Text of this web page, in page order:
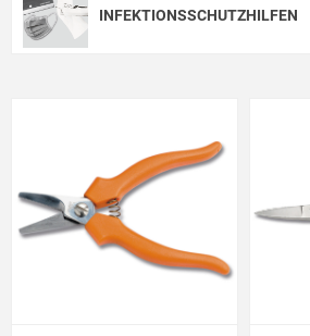
INFEKTIONSSCHUTZHILFEN